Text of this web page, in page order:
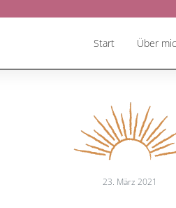
Start Über
23. März 2021